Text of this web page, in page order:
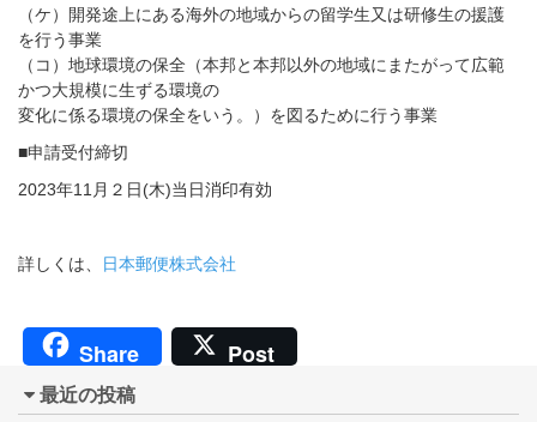
（ケ）開発途上にある海外の地域からの留学生又は研修生の援護
を行う事業
（コ）地球環境の保全（本邦と本邦以外の地域にまたがって広範
かつ大規模に生ずる環境の
変化に係る環境の保全をいう。）を図るために行う事業
■申請受付締切
2023年11月２日(木)当日消印有効
詳しくは、 日本郵便株式会社
Share Post
最近の投稿